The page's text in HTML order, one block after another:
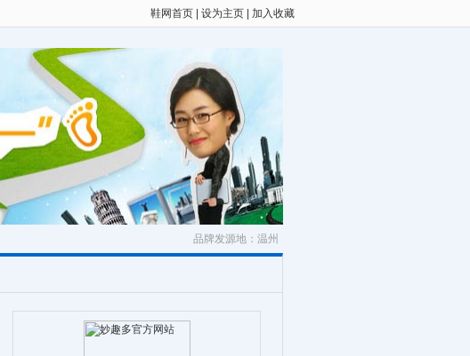
鞋网首页 设为主页 加入收藏
品牌发源地：温州